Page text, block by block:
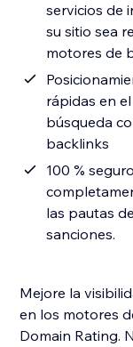
servicios de
su sitio sea
motores de
rápidas en
búsqueda
backlinks
100 %
las pautas
sanciones.
Mejore la
en los motores
Domain Rating.